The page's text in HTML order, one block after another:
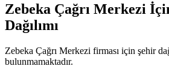
Zebeka Çağrı Merkezi
Dağılımı
Zebeka Çağrı Merkezi firması için şehir
bulunmamaktadır.